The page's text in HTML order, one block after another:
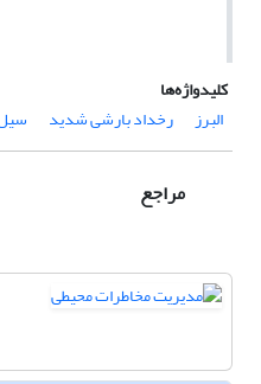
کلیدواژه‌ها
البرز
رخداد بارشی شدید
مراجع